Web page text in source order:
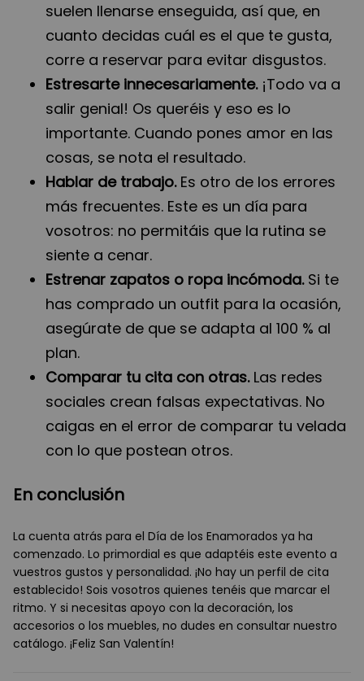
suelen llenarse enseguida, así que, en
cuanto decidas cuál es el que te gusta,
corre a reservar para evitar disgustos.
Estresarte innecesariamente. ¡Todo va a
salir genial! Os queréis y eso es lo
importante. Cuando pones amor en las
cosas, se nota el resultado.
Hablar de trabajo. Es otro de los errores
más frecuentes. Este es un día para
vosotros: no permitáis que la rutina se
siente a cenar.
Estrenar zapatos o ropa incómoda. Si te
has comprado un outfit para la ocasión,
asegúrate de que se adapta al 100 % al
plan.
Comparar tu cita con otras. Las redes
sociales crean falsas expectativas. No
caigas en el error de comparar tu velada
con lo que postean otros.
En conclusión
La cuenta atrás para el Día de los Enamorados ya ha
comenzado. Lo primordial es que adaptéis este evento a
vuestros gustos y personalidad. ¡No hay un perfil de cita
establecido! Sois vosotros quienes tenéis que marcar el
ritmo. Y si necesitas apoyo con la decoración, los
accesorios o los muebles, no dudes en consultar nuestro
catálogo. ¡Feliz San Valentín!